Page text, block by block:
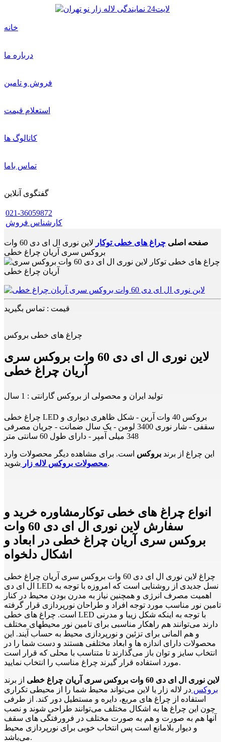
خانه
درباره ما
فروش و تامین
استعلام قیمت
کاتالوگ ها
تماس باما
گفتگوی آنلاین
021-36059872
کارشناس فروش
صفحه اصلی چراغ های خطی توکار
لاین نوری ال ای دی 60 وات
بروکس سری آریان چراغ خطی
قیمت : تماس بگیرید
چراغ های خطی بروکس
لاین نوری ال ای دی 60 وات بروکس سری
آریان چراغ خطی
تولید ایران و محصولی از بروکس گارانتی : 1 سال
چراغ خطی LED بروکس 40 وات آرین - شکل ظاهری دیواری و
سقفی - شار نوری 3400 لومن - یک سال ضمانت - جریان مصرفی
348 میلی آمپر - دارای طول 60 سانتی متر
این چراغ از برند بروکس است. برای مشاهده دیگر محصولات وارد
محصولات بروکس لاله زارشوید.
انواع چراغ های خطی توکارمشاوره خرید و
سفارش لاین نوری ال ای دی 60 وات
بروکس سری آریان چراغ خطی در ابعاد و
اشکال دلخواه
چراغ لاین نوری ال ای دی 60 وات بروکس سری آریان چراغ خطی
ال ای دی LED نسل جدیدی از روشنایی است که امروزه با توجه به
اهمیت مصرف انرژی و همچنین نیاز به مدرن بودن محیط در کنار
تامین نور مناسب مورد توجه افراد و طراحان نورپردازی قرار گرفته
است. چراغ های خطی LED با توجه به اینکه شکل زیبا و مدرنی
دارند می‌توانند هم راهکار مناسبی برای تامین نور محیطهای مختلف
و هم المانی برای تزئین و نورپردازی محیط به حساب آیند. این
محصولات دارای اندازه ها و ابعاد مختلفی هستند و دست شما را در
انتخاب سایز و توان باز می‌گذارند تا متناسب با محلی که قرار است
مورد استفاده قرار گیرند چراغ مناسب را انتخاب نمایید.
لاین نوری ال ای دی 60 وات بروکس سری آریان چراغ خطی
از برند
بروکس در لاله زار یا لاین می‌تواند محیط شما را از محیطی تکراری
استفاده از چراغ های مربع، دایره و مستطیل دور کند. از طرفی
چون این چراغ ها به اشکال مختلف می‌توانند طراحی شوند و نصب
آنها هم به صورت و هم به صورت مختلف در فرورفتگی های سقف
و دیوار بلامانع است پس انتخاب خوبی برای نورپردازی محیط
می‌باشد.